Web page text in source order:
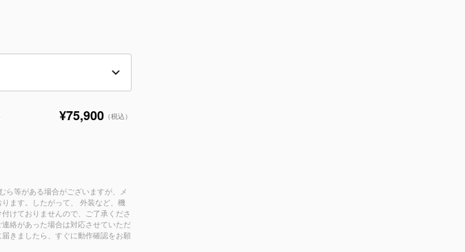
¥75,900（税込）
ら等がある場合がございますが、メ
ます。したがって、 外装など、機
けておりませんので、ご了承くださ
絡があった場合は対応させていただ
きましたら、すぐに動作確認をお願